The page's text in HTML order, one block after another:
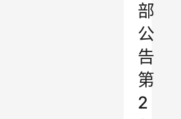
部
公
告
第
2